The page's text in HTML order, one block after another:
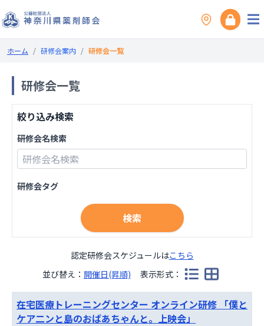
ホーム / 研修会案内 / 研修会一覧
研修会一覧
絞り込み検索
研修会名検索
研修会タグ
検索
認定研修会スケジュールはこちら
並び替え： 開催日(昇順) 表示形式：
在宅医療トレーニングセンター オンライン研修 「僕と
ケア二ンと島のおばあちゃんと。上映会」